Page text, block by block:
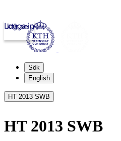
kth.se
Logga in
Sök
English
HT 2013 SWB
HT 2013 SWB